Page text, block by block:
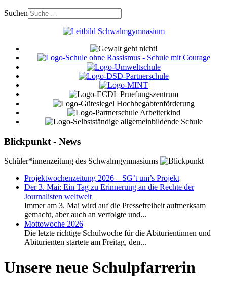
Suchen
Blickpunkt - News
Schüler*innenzeitung des Schwalmgymnasiums
Projektwochenzeitung 2026 – SG’t um’s Projekt
Der 3. Mai: Ein Tag zu Erinnerung an die Rechte der
Journalisten weltweit
Immer am 3. Mai wird auf die Pressefreiheit aufmerksam
gemacht, aber auch an verfolgte und...
Mottowoche 2026
Die letzte richtige Schulwoche für die Abiturientinnen und
Abiturienten startete am Freitag, den...
Unsere neue Schulpfarrerin